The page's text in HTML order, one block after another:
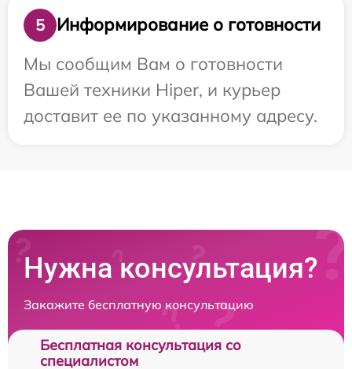
5
Информирование о готовности
Мы сообщим Вам о готовности
Вашей техники Hiper, и курьер
доставит ее по указанному адресу.
Нужна консультация?
Закажите бесплатную консультацию
Бесплатная консультация со
специалистом